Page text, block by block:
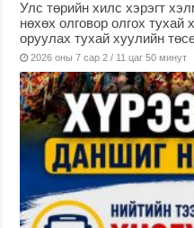
Улс төрийн хилс хэрэгт
нөхөх олговор олгох
оруулах тухай хуулийн
2026 оны 7 сар 2 / 11 цаг 50 минут